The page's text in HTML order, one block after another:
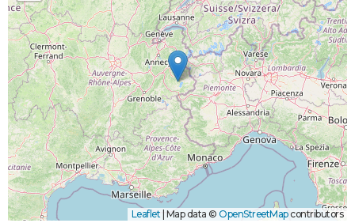
Leaflet Map data © OpenStreetMapcontributors